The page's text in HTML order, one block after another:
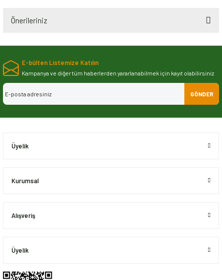
Önerileriniz
Bu ürünün fiyat bilgisi, resim, ürün açıklamalarında ve diğer konularda
iletebilirsiniz.
Görüş ve önerileriniz için teşekkür ederiz.
Ürün resmi kalitesiz, bozuk veya görüntülenemiyor.
E-bülten Listemize Katılın
Kampanya ve diğer tüm haberlerden yararlanabilmek için kayıt olabilirsiniz
GÖNDER
Üyelik
Kurumsal
Alışveriş
Üyelik